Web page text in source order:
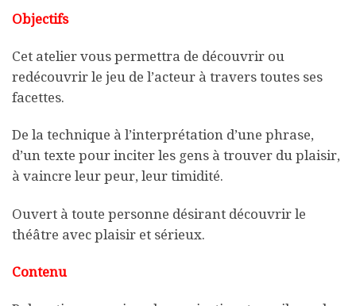
Objectifs
Cet atelier vous permettra de découvrir ou
redécouvrir le jeu de l’acteur à travers toutes ses
facettes.
De la technique à l’interprétation d’une phrase,
d’un texte pour inciter les gens à trouver du plaisir,
à vaincre leur peur, leur timidité.
Ouvert à toute personne désirant découvrir le
théâtre avec plaisir et sérieux.
Contenu